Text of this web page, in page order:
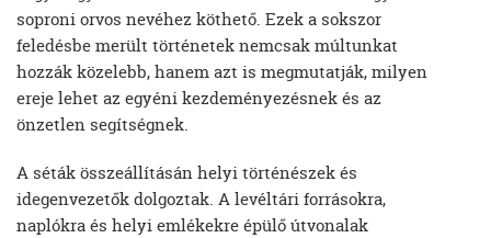
soproni orvos nevéhez köthető. Ezek a sokszor
feledésbe merült történetek nemcsak múltunkat
hozzák közelebb, hanem azt is megmutatják, milyen
ereje lehet az egyéni kezdeményezésnek és az
önzetlen segítségnek.
A séták összeállításán helyi történészek és
idegenvezetők dolgoztak. A levéltári forrásokra,
naplókra és helyi emlékekre épülő útvonalak